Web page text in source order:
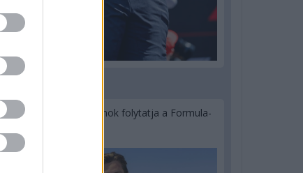
Újabb korábbi F2-es bajnok folytatja a Formula-